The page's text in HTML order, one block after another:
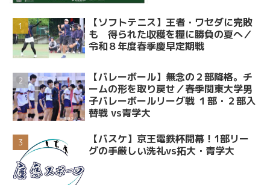
【ソフトテニス】王者・ワセダに完敗
も 得られた収穫を糧に勝負の夏へ／
令和８年度春季慶早定期戦
【バレーボール】無念の２部降格。チ
ームの形を取り戻せ／春季関東大学男
子バレーボールリーグ戦 １部・２部入
替戦 vs青学大
【バスケ】京王電鉄杯開幕！1部リー
グの手厳しい洗礼vs拓大・青学大